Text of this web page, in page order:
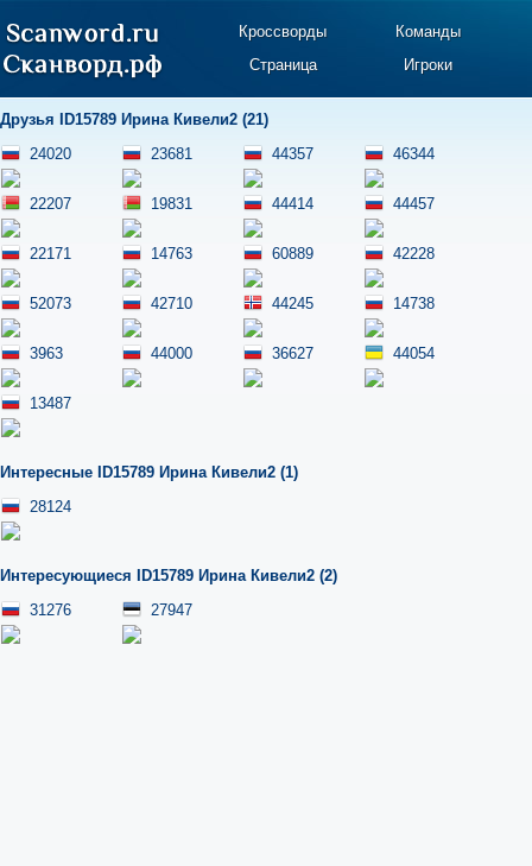
Кроссворды
Команды
Страница
Игроки
Друзья ID15789 Ирина Кивели2 (21)
24020
23681 44357 46344
22207 19831 44414 44457
22171 14763 60889 42228
52073 42710 44245 14738
3963 44000 36627 44054
13487
Интересные ID15789 Ирина Кивели2 (1)
28124
Интересующиеся ID15789 Ирина Кивели2 (2)
31276
27947